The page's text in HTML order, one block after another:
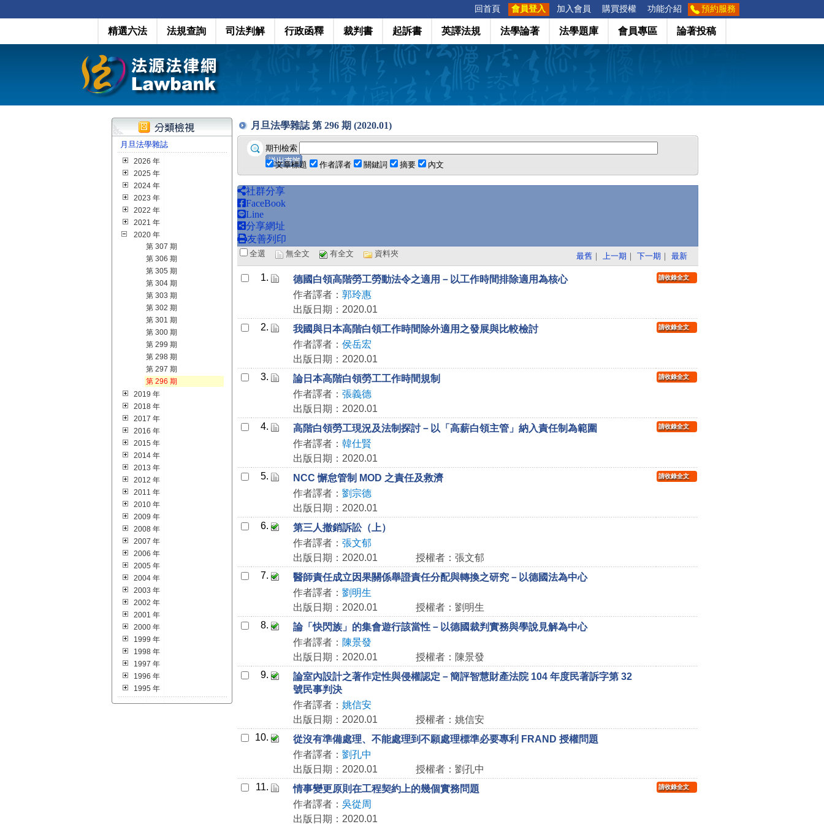
回首頁 會員登入 加入會員 購買授權 功能介紹 預約服務
精選六法 法規查詢 司法判解 行政函釋 裁判書 起訴書 英譯法規 法學論著 法學題庫 會員專區 論著投稿
月旦法學雜誌
2026 年
2025 年
2024 年
2023 年
2022 年
2021 年
2020 年
第 307 期
第 306 期
第 305 期
第 304 期
第 303 期
第 302 期
第 301 期
第 300 期
第 299 期
第 298 期
第 297 期
第 296 期
2019 年
2018 年
2017 年
2016 年
2015 年
2014 年
2013 年
2012 年
2011 年
2010 年
2009 年
2008 年
2007 年
2006 年
2005 年
2004 年
2003 年
2002 年
2001 年
2000 年
1999 年
1998 年
1997 年
1996 年
1995 年
月旦法學雜誌 第 296 期 (2020.01)
期刊檢索
文章標題
作者譯者 關鍵詞 摘要 內文
社群分享
FaceBook
Line
分享網址
友善列印
全選 無全文 有全文 資料夾 最舊 ｜ 上一期 ｜ 下一期 ｜ 最新
1.
德國白領高階勞工勞動法令之適用－以工作時間排除適用為核心
作者譯者： 郭玲惠
出版日期：2020.01
請收錄全文
2.
我國與日本高階白領工作時間除外適用之發展與比較檢討
作者譯者： 侯岳宏
出版日期：2020.01
請收錄全文
3.
論日本高階白領勞工工作時間規制
作者譯者： 張義德
出版日期：2020.01
請收錄全文
4.
高階白領勞工現況及法制探討－以「高薪白領主管」納入責任制為範圍
作者譯者： 韓仕賢
出版日期：2020.01
請收錄全文
5.
NCC 懈怠管制 MOD 之責任及救濟
作者譯者： 劉宗德
出版日期：2020.01
請收錄全文
6.
第三人撤銷訴訟（上）
作者譯者： 張文郁
出版日期：2020.01
授權者：張文郁
7.
醫師責任成立因果關係舉證責任分配與轉換之研究－以德國法為中心
作者譯者： 劉明生
出版日期：2020.01
授權者：劉明生
8.
論「快閃族」的集會遊行該當性－以德國裁判實務與學說見解為中心
作者譯者： 陳景發
出版日期：2020.01
授權者：陳景發
9.
論室內設計之著作定性與侵權認定－簡評智慧財產法院 104 年度民著訴字第 32
號民事判決
作者譯者： 姚信安
出版日期：2020.01
授權者：姚信安
10.
從沒有準備處理、不能處理到不願處理標準必要專利 FRAND 授權問題
作者譯者： 劉孔中
出版日期：2020.01
授權者：劉孔中
11.
情事變更原則在工程契約上的幾個實務問題
作者譯者： 吳從周
出版日期：2020.01
請收錄全文